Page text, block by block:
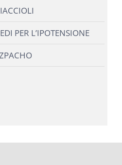
PER L’IPOTENSIONE